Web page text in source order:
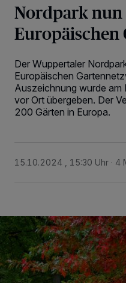
Nordpark
Europäischen
Der Wuppertaler
Europäischen
Auszeichnung wurde
vor Ort übergeben. Der
200 Gärten in Europa.
15.10.2024 , 15:30 Uhr 4